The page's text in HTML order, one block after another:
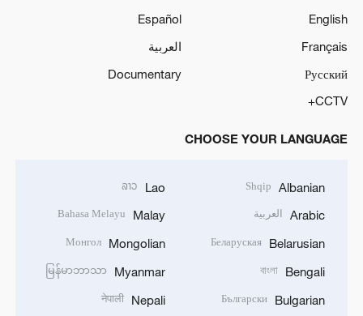
English
Español
Français
العربية
Русский
Documentary
CCTV+
CHOOSE YOUR LANGUAGE
Albanian
Shqip
Arabic العربية
Belarusian
Беларуская
Bengali
বাংলা
Bulgarian
Български
Lao
ລາວ
Malay
Bahasa Melayu
Mongolian
Монгол
Myanmar
မြန်မာဘာသာ
Nepali
नेपाली